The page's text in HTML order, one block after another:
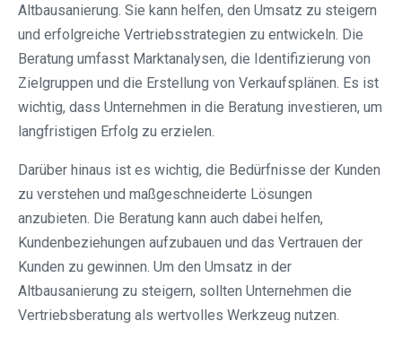
Altbausanierung. Sie kann helfen, den Umsatz zu steigern
und erfolgreiche Vertriebsstrategien zu entwickeln. Die
Beratung umfasst Marktanalysen, die Identifizierung von
Zielgruppen und die Erstellung von Verkaufsplänen. Es ist
wichtig, dass Unternehmen in die Beratung investieren, um
langfristigen Erfolg zu erzielen.
Darüber hinaus ist es wichtig, die Bedürfnisse der Kunden
zu verstehen und maßgeschneiderte Lösungen
anzubieten. Die Beratung kann auch dabei helfen,
Kundenbeziehungen aufzubauen und das Vertrauen der
Kunden zu gewinnen. Um den Umsatz in der
Altbausanierung zu steigern, sollten Unternehmen die
Vertriebsberatung als wertvolles Werkzeug nutzen.